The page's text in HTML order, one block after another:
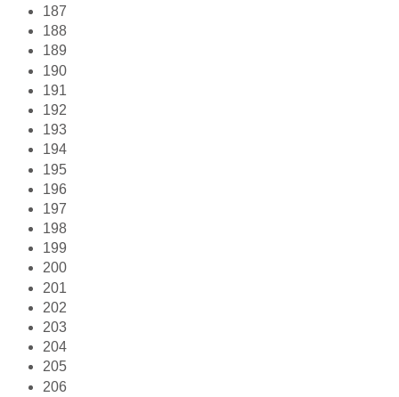
187
188
189
190
191
192
193
194
195
196
197
198
199
200
201
202
203
204
205
206